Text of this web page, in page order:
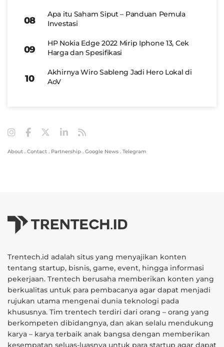
Apa itu Saham Siput – Panduan Pemula
Investasi
HP Nokia Edge 2022 Mirip Iphone 13, Cek
Harga dan Spesifikasi
Akhirnya Wiro Sableng Jadi Hero Lokal di
AoV
About . Contact . Partnership . Google News . Telegram
Trentech.id adalah situs yang menyajikan konten
tentang startup, bisnis, game, event, hingga informasi
pekerjaan. Trentech berusaha memberikan konten yang
berkualitas untuk para pembacanya agar dapat menjadi
rujukan utama mengenai dunia teknologi pada
khususnya. Tim trentech terdiri dari orang – orang yang
berkompeten dibidangnya, dan akan selalu mendukung
karya – karya terbaik anak bangsa dengan memberikan
kesempatan seluas-luasnya untuk para startup agar dapat